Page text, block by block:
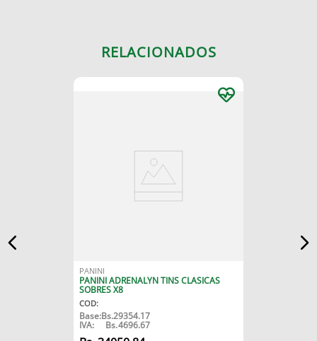
RELACIONADOS
PANINI
PANINI ADRENALYN TINS CLASICAS
SOBRES X8
COD:
Base:Bs.29354.17
IVA: Bs.4696.67